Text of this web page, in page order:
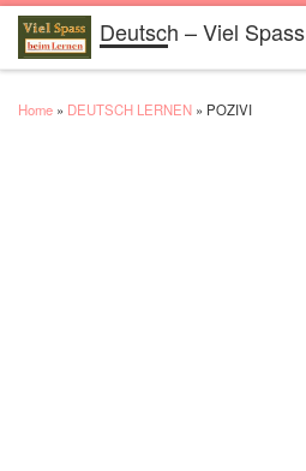
Skip to contentDeutsch – Viel Spass
Home » DEUTSCH LERNEN » POZIVI